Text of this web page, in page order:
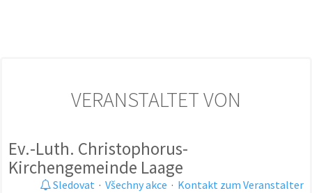
VERANSTALTET VON
Ev.-Luth. Christophorus-
Kirchengemeinde Laage
Sledovat · Všechny akce · Kontakt zum Veranstalter